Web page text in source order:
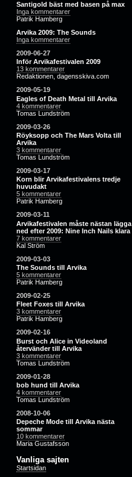
Santigold bäst med basen på max
Inga kommentarer
Patrik Hamberg
Arvika 2009: The Sounds
Inga kommentarer
2009-06-27
Inför Arvikafestivalen 2009
13 kommentarer
Redaktionen, dagensskiva.com
2009-05-19
Eagles of Death Metal till Arvika
4 kommentarer
Tomas Lundström
2009-03-26
Röyksopp och The Mars Volta till
Arvika
3 kommentarer
Tomas Lundström
2009-03-17
Korn blir Arvikafestivalens tredje
huvudakt
5 kommentarer
Patrik Hamberg
2009-03-11
Arvikafestivalen måste nästan lägga
ned efter 2009: Nine Inch Nails klara
7 kommentarer
Kal Ström
2009-03-03
The Sounds till Arvika
5 kommentarer
Patrik Hamberg
2009-02-25
Fleet Foxes till Arvika
3 kommentarer
Patrik Hamberg
2009-02-16
Burst och Alice in Videoland
återvänder till Arvika
3 kommentarer
Tomas Lundström
2009-01-28
bob hund till Arvika
4 kommentarer
Tomas Lundström
2008-10-06
Depeche Mode till Arvika nästa
sommar
10 kommentarer
Maria Gustafsson
Vanliga sajten
Startsidan